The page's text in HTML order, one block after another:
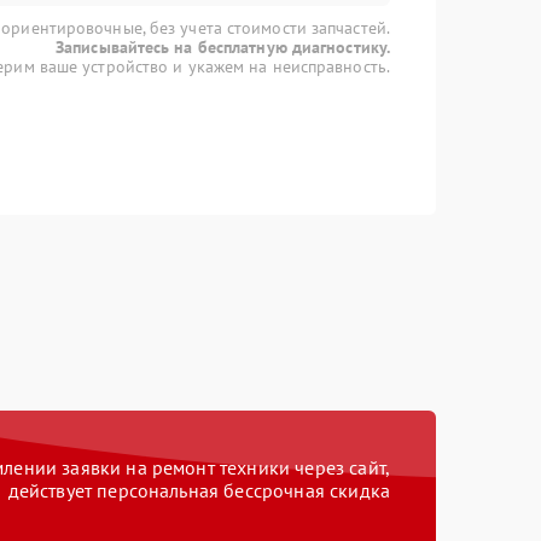
без учета стоимости запчастей.
Записывайтесь на бесплатную диагностику.
ваше устройство и укажем на неисправность.
заявки на ремонт техники через сайт,
действует персональная бессрочная скидка